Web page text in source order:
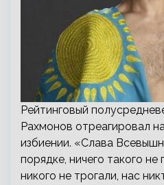
Рейтинговый
Рахмонов отреагировал
избиении. «Слава
порядке, ничего такого
никого не трогали, нас